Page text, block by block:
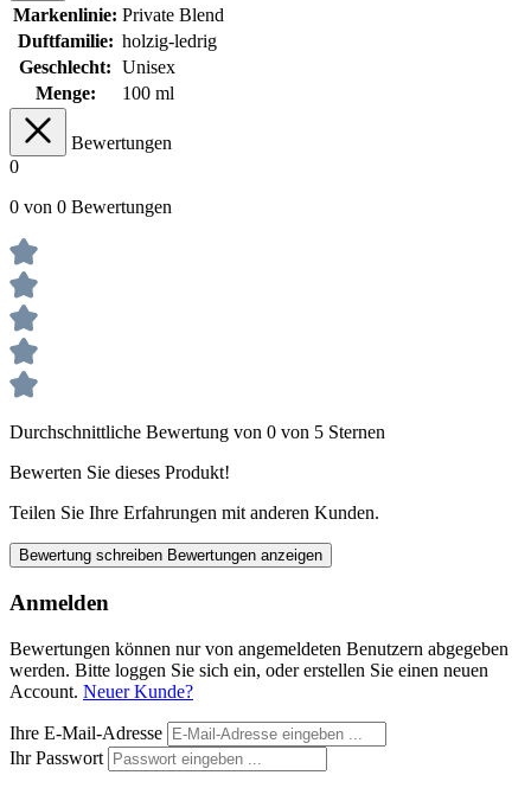
Markenlinie: Private Blend
Duftfamilie: holzig-ledrig
Geschlecht: Unisex
Menge:
100 ml
Bewertungen
0
0 von 0 Bewertungen
Durchschnittliche Bewertung von 0 von 5 Sternen
Bewerten Sie dieses Produkt!
Teilen Sie Ihre Erfahrungen mit anderen Kunden.
Bewertung schreiben Bewertungen anzeigen
Anmelden
Bewertungen können nur von angemeldeten Benutzern abgegeben
werden. Bitte loggen Sie sich ein, oder erstellen Sie einen neuen
Account. Neuer Kunde?
Ihre E-Mail-Adresse
Ihr Passwort